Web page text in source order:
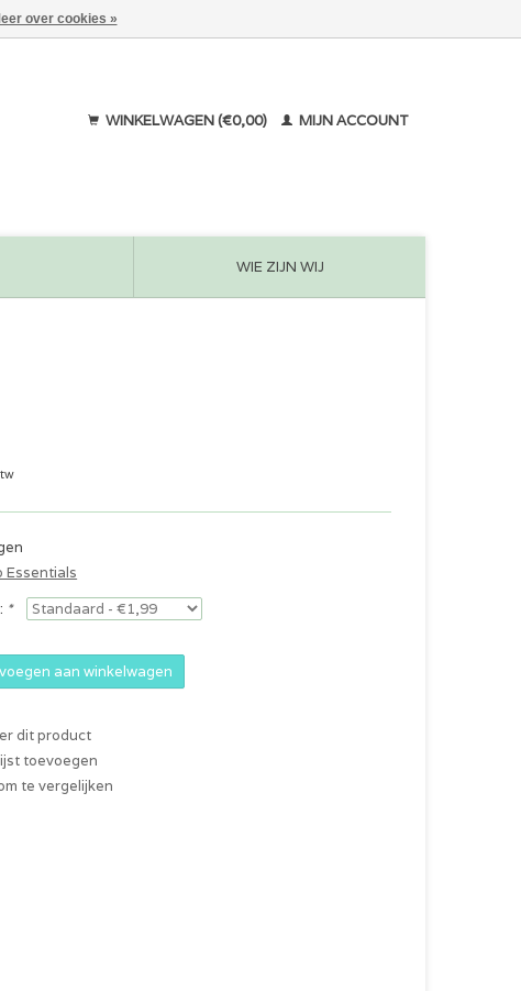
WINKELWAGEN (€0,00) MIJN ACCOUNT
WIE ZIJN WIJ
Essentials
*
aan winkelwagen
dit product
toevoegen
te vergelijken
over cookies »